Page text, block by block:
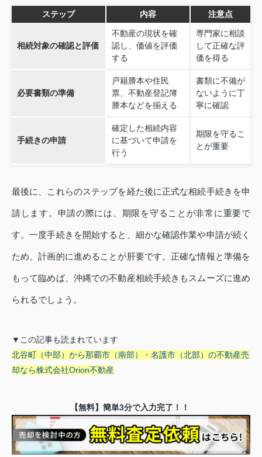
ステップ 内容 注意点
相続対象の確認と評価
不動産の現状を確
認し、価値を評価
する
専門家に相談
して正確な評
価を得る
必要書類の準備
戸籍謄本や住民
票、不動産登記簿
謄本などを揃える
書類に不備が
ないように丁
寧に確認
手続きの申請
確定した相続内容
に基づいて申請を
行う
期限を守るこ
とが重要
最後に、これらのステップを経た後に正式な相続手続きを申
請します。申請の際には、期限を守ることが非常に重要で
す。一度手続きを開始すると、細かな確認作業や申請が続く
ため、計画的に進めることが肝要です。正確な情報と準備を
もって臨めば、沖縄での不動産相続手続きもスムーズに進め
られるでしょう。
▼この記事も読まれています
北谷町（中部）から那覇市（南部）・名護市（北部）の不動産売
却なら株式会社Orion不動産
【無料】簡単3分で入力完了！！